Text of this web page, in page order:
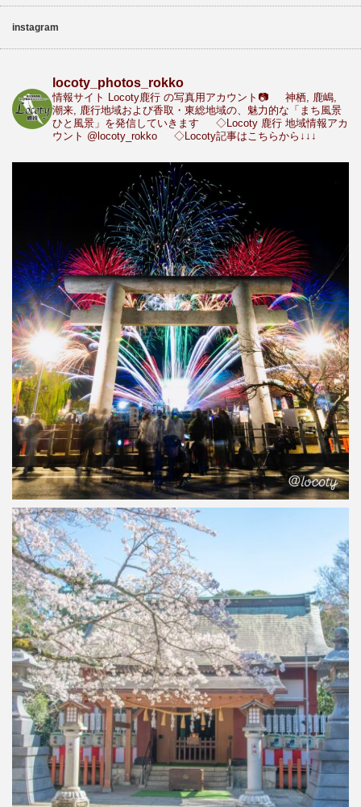
instagram
locoty_photos_rokko
情報サイト Locoty鹿行 の写真用アカウント📷
神栖, 鹿嶋,
潮来, 鹿行地域および香取・東総地域の、魅力的な「まち風景
ひと風景」を発信していきます
◇Locoty 鹿行 地域情報アカ
ウント @locoty_rokko ◇Locoty記事はこちらから↓↓↓